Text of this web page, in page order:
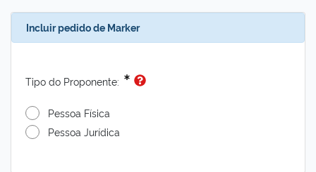
Incluir pedido de Marker
Tipo do Proponente:
Pessoa Física
Pessoa Jurídica